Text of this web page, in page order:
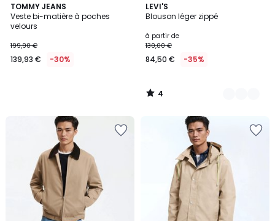
TOMMY JEANS
Veste bi-matière à poches
velours
199,90 €
139,93 € -30%
LEVI'S
Blouson léger zippé
à partir de
130,00 €
84,50 € -35%
4
/
2
Couleurs
4
/